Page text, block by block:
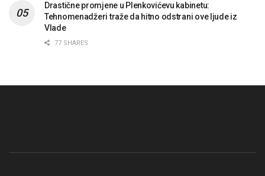
Drastične promjene u Plenkovićevu kabinetu:
Tehnomenadžeri traže da hitno odstrani ove ljude iz
Vlade
77 SHARES